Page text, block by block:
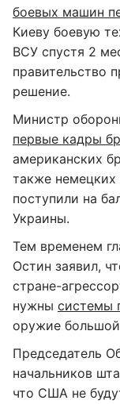
боевых машин
Киеву боевую
ВСУ спустя 2
правительство
решение.
Министр
первые кадры
американских
также
поступили на
Украины.
Тем временем
Остин заявил,
стране-
нужны системы
оружие большой
Председатель
начальников
что США не